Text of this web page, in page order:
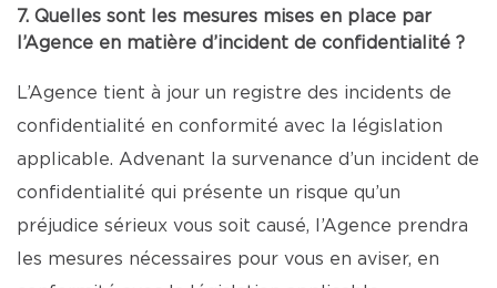
7. Quelles sont les mesures mises en place par
l’Agence en matière d’incident de confidentialité ?
L’Agence tient à jour un registre des incidents de
confidentialité en conformité avec la législation
applicable. Advenant la survenance d’un incident de
confidentialité qui présente un risque qu’un
préjudice sérieux vous soit causé, l’Agence prendra
les mesures nécessaires pour vous en aviser, en